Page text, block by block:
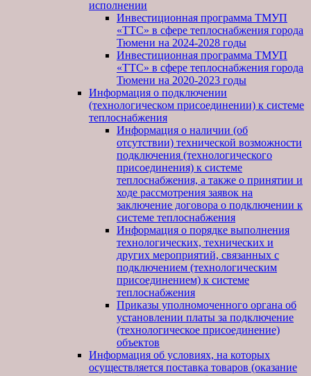
исполнении
Инвестиционная программа ТМУП
«ТТС» в сфере теплоснабжения города
Тюмени на 2024-2028 годы
Инвестиционная программа ТМУП
«ТТС» в сфере теплоснабжения города
Тюмени на 2020-2023 годы
Информация о подключении
(технологическом присоединении) к системе
теплоснабжения
Информация о наличии (об
отсутствии) технической возможности
подключения (технологического
присоединения) к системе
теплоснабжения, а также о принятии и
ходе рассмотрения заявок на
заключение договора о подключении к
системе теплоснабжения
Информация о порядке выполнения
технологических, технических и
других мероприятий, связанных с
подключением (технологическим
присоединением) к системе
теплоснабжения
Приказы уполномоченного органа об
установлении платы за подключение
(технологическое присоединение)
объектов
Информация об условиях, на которых
осуществляется поставка товаров (оказание